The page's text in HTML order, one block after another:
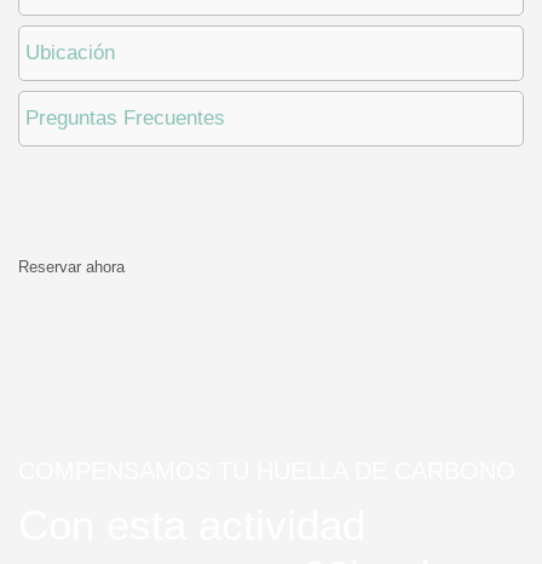
Ubicación
Preguntas Frecuentes
Reservar ahora